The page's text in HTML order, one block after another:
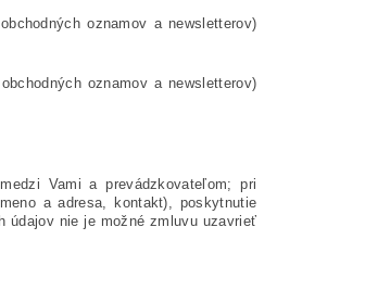
oznamov a newsletterov)
oznamov a newsletterov)
Vami a prevádzkovateľom; pri
a adresa, kontakt), poskytnutie
údajov nie je možné zmluvu uzavrieť